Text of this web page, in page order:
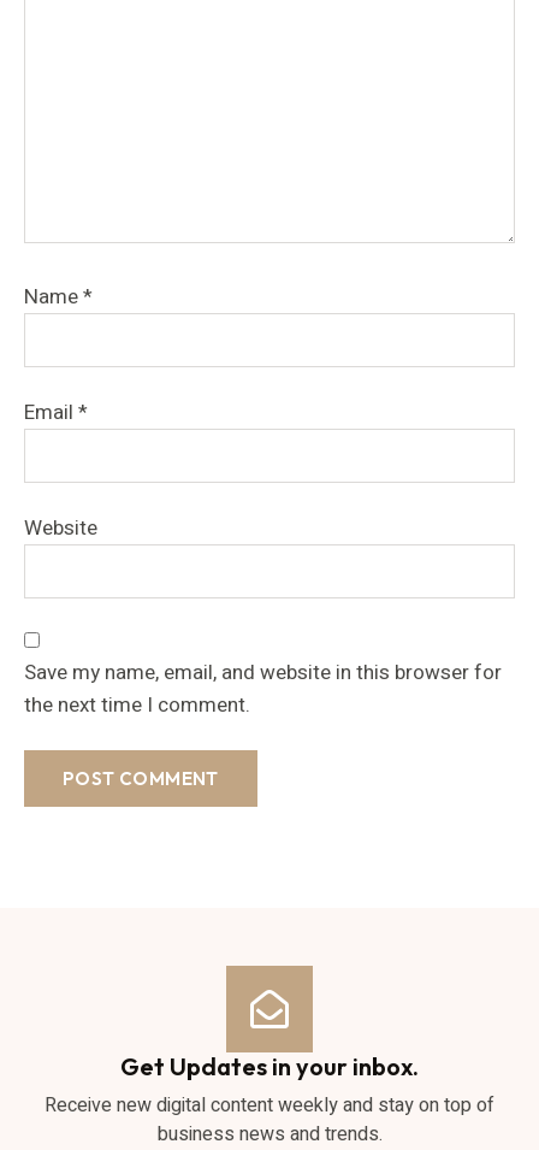
Name*
Email *
Website
Save my name, email, and website in this browser for
the next time I comment.
Get Updates in your inbox.
Receive new digital content weekly and stay on top of
business news and trends.